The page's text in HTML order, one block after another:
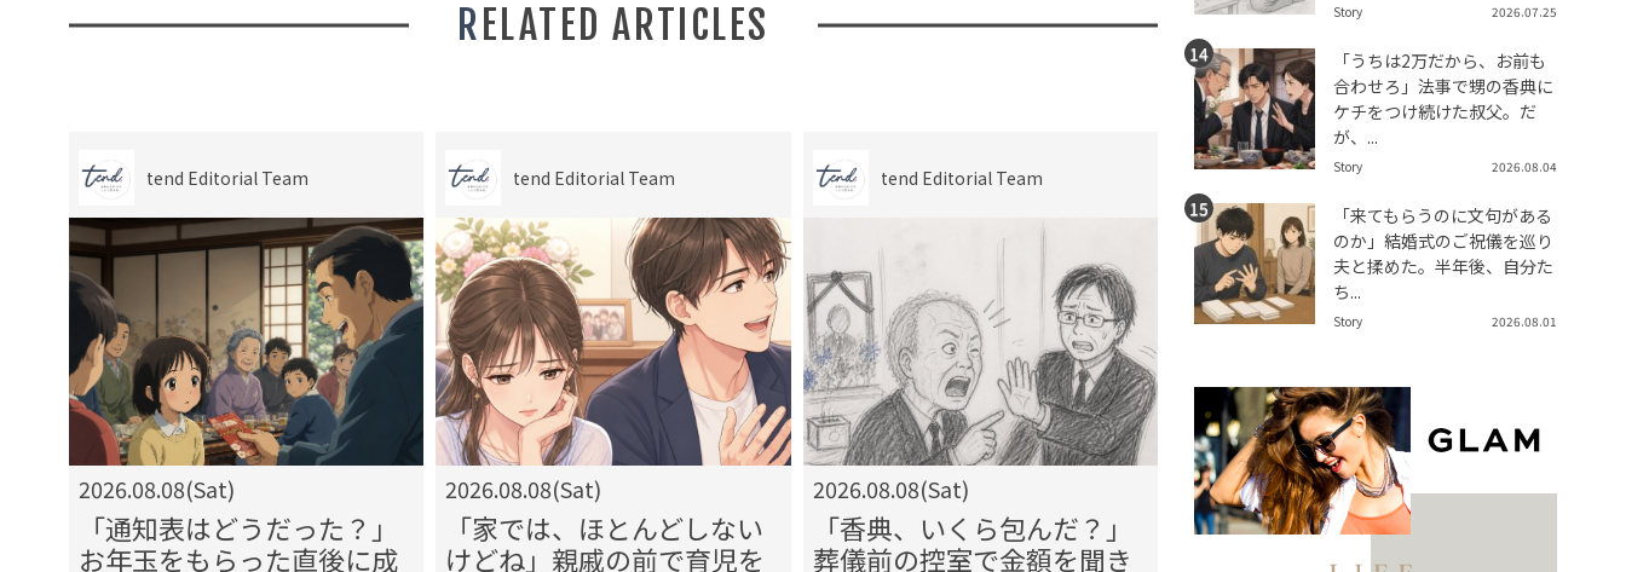
RELATED ARTICLES
tend Editorial Team
2026.08.08(Sat)
「通知表はどうだった？」
お年玉をもらった直後に成
tend Editorial Team
2026.08.08(Sat)
「家では、ほとんどしない
けどね」親戚の前で育児を
tend Editorial Team
2026.08.08(Sat)
「香典、いくら包んだ？」
葬儀前の控室で金額を聞き
tend Editorial Team
2026.08.08(Sat)
「転んだら危なくない？」
旅館の朝食で料理を山盛り
Story 2026.07.25
「うちは2万だから、お前も
合わせろ」法事で甥の香典に
ケチをつけ続けた叔父。だ
が、...
Story 2026.08.04
「来てもらうのに文句がある
のか」結婚式のご祝儀を巡り
夫と揉めた。半年後、自分た
ち...
Story 2026.08.01